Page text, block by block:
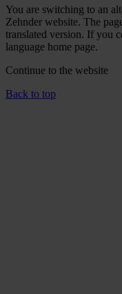
You are switching to an
Zehnder website. The
translated version. If you
language home page.
Continue to the website
Back to top